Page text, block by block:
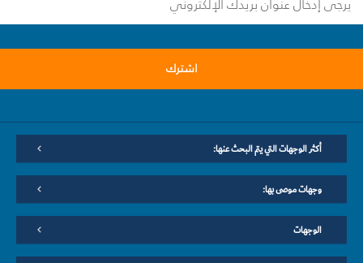
اشترك
أكثر الوجهات التي يتم البحث عنها:
وجهات موصى بها:
الوجهات